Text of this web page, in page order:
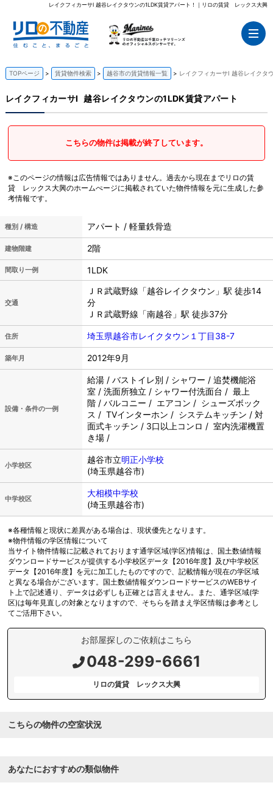
レイクフィカーサI 越谷レイクタウンの1LDK賃貸アパート！｜リロの賃貸 レックス大興
TOPページ 賃貸物件検索 越谷市の賃貸情報一覧 レイクフィカーサI 越谷レイクタ
レイクフィカーサI 越谷レイクタウンの1LDK賃貸アパート
こちらの物件は掲載が終了しています。
※このページの情報は広告情報ではありません。過去から現在までリロの賃
貸 レックス大興のホームぺージに掲載されていた物件情報を元に生成した参
考情報です。
種別 / 構造 アパート / 軽量鉄骨造
建物階建 2階
間取り一例 1LDK
交通
ＪＲ武蔵野線「越谷レイクタウン」駅 徒歩14
分
ＪＲ武蔵野線「南越谷」駅 徒歩37分
住所 埼玉県越谷市レイクタウン１丁目38-7
築年月 2012年9月
設備・条件の一例
給湯 / バストイレ別 / シャワー / 追焚機能浴
室 / 洗面所独立 / シャワー付洗面台 / 最上
階 / バルコニー / エアコン / シューズボック
ス / TVインターホン / システムキッチン / 対
面式キッチン / 3口以上コンロ / 室内洗濯機置
き場 /
小学校区
越谷市立明正小学校
(埼玉県越谷市)
中学校区
大相模中学校
(埼玉県越谷市)
※各種情報と現状に差異がある場合は、現状優先となります。
※物件情報の学区情報について
当サイト物件情報に記載されております通学区域(学区)情報は、国土数値情報
ダウンロードサービスが提供する小学校区データ【2016年度】及び中学校区
データ【2016年度】を元に加工したものですので、記載情報が現在の学区域
と異なる場合がございます。国土数値情報ダウンロードサービスのWEBサイ
ト上で記述通り、データは必ずしも正確とは言えません。また、通学区域(学
区)は毎年見直しの対象となりますので、そちらを踏まえ学区情報は参考とし
てご活用下さい。
お部屋探しのご依頼はこちら
048-299-6661
リロの賃貸 レックス大興
こちらの物件の空室状況
あなたにおすすめの類似物件